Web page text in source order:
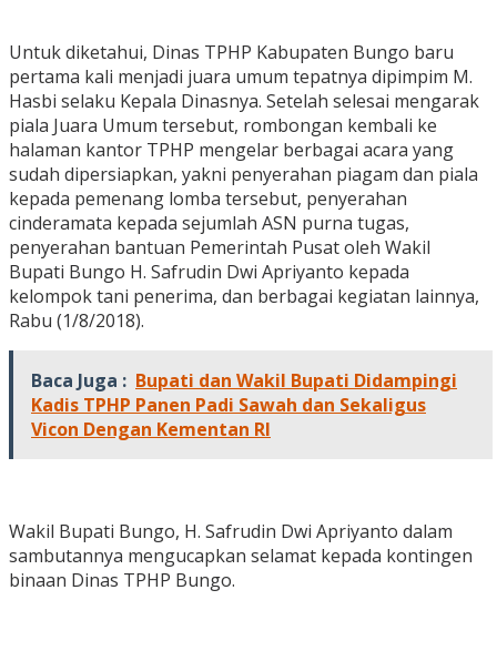
Untuk diketahui, Dinas TPHP Kabupaten Bungo baru
pertama kali menjadi juara umum tepatnya dipimpim M.
Hasbi selaku Kepala Dinasnya. Setelah selesai mengarak
piala Juara Umum tersebut, rombongan kembali ke
halaman kantor TPHP mengelar berbagai acara yang
sudah dipersiapkan, yakni penyerahan piagam dan piala
kepada pemenang lomba tersebut, penyerahan
cinderamata kepada sejumlah ASN purna tugas,
penyerahan bantuan Pemerintah Pusat oleh Wakil
Bupati Bungo H. Safrudin Dwi Apriyanto kepada
kelompok tani penerima, dan berbagai kegiatan lainnya,
Rabu (1/8/2018).
Baca Juga : Bupati dan Wakil Bupati Didampingi
Kadis TPHP Panen Padi Sawah dan Sekaligus
Vicon Dengan Kementan RI
Wakil Bupati Bungo, H. Safrudin Dwi Apriyanto dalam
sambutannya mengucapkan selamat kepada kontingen
binaan Dinas TPHP Bungo.